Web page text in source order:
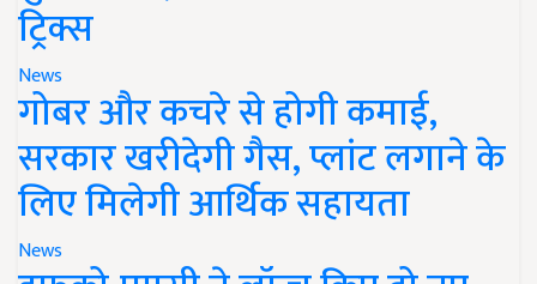
ट्रिक्स
News
गोबर और कचरे से होगी कमाई,
सरकार खरीदेगी गैस, प्लांट लगाने के
लिए मिलेगी आर्थिक सहायता
News